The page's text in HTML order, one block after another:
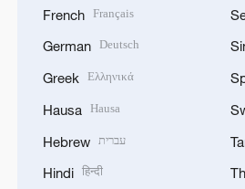
French Français
German Deutsch
Greek Ελληνικά
Hausa Hausa
Hebrew עברית
Hindi हिन्दी